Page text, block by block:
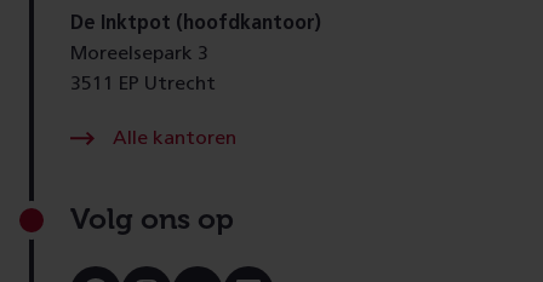
De Inktpot (hoofdkantoor)
Moreelsepark 3
3511 EP Utrecht
Alle kantoren
Volg ons op